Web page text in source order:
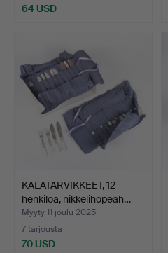
64 USD
KALATARVIKKEET, 12
henkilöä, nikkelihopeah…
Myyty 11 joulu 2025
7 tarjousta
70 USD